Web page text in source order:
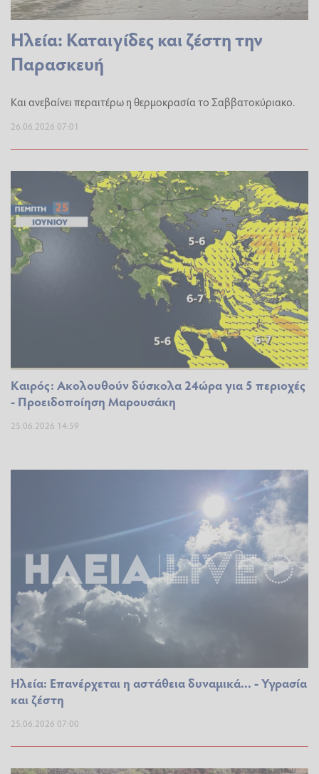
Ηλεία: Καταιγίδες και ζέστη την
Παρασκευή
Και ανεβαίνει περαιτέρω η θερμοκρασία το Σαββατοκύριακο.
26.06.2026 07:01
Καιρός: Ακολουθούν δύσκολα 24ώρα για 5 περιοχές
- Προειδοποίηση Μαρουσάκη
25.06.2026 14:59
Ηλεία: Επανέρχεται η αστάθεια δυναμικά... - Υγρασία
και ζέστη
25.06.2026 07:00